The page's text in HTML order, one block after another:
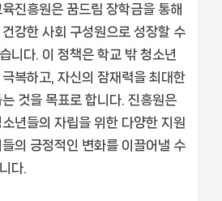
진흥원은 꿈드림 장학금을 통해
강한 사회 구성원으로 성장할 수
니다. 이 정책은 학교 밖 청소년
복하고, 자신의 잠재력을 최대한
것을 목표로 합니다. 진흥원은
년들의 자립을 위한 다양한 지원
의 긍정적인 변화를 이끌어낼 수
다.